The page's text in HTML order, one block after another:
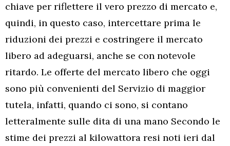
chiave per riflettere il vero prezzo di mercato e,
quindi, in questo caso, intercettare prima le
riduzioni dei prezzi e costringere il mercato
libero ad adeguarsi, anche se con notevole
ritardo. Le offerte del mercato libero che oggi
sono più convenienti del Servizio di maggior
tutela, infatti, quando ci sono, si contano
letteralmente sulle dita di una mano Secondo le
stime dei prezzi al kilowattora resi noti ieri dal